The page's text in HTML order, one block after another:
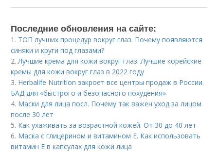
Последние обновления на сайте:
1. ТОП лучших процедур вокруг глаз. Почему появляются
синяки и круги под глазами?
2.Лучшие крема для кожи вокруг глаз. Лучшие корейские
кремы для кожи вокруг глаз в 2022 году
3. Herbalife Nutrition закроет все центры продаж в России.
БАД для «быстрого и безопасного похудения»
4. Маски для лица посл. Почему так важен уход за лицом
после 30 лет
5. Как ухаживать за возрастной кожей. От 30 до 40 лет
6. Маска с глицерином и витамином Е. Как использовать
витамин E в капсулах для кожи лица